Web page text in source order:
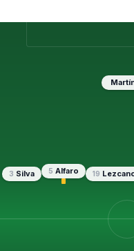
3 Silva 5 Alfaro 19